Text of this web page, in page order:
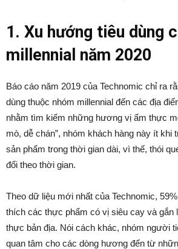
1. Xu hướng tiêu dùng
millennial năm 2020
Báo cáo năm 2019 của Technomic chỉ ra
dùng thuộc nhóm millennial đến các địa
nhằm tìm kiếm những hương vị ẩm thực
mò, dễ chán”, nhóm khách hàng này ít khi
sản phẩm trong thời gian dài, vì thế, thói
đổi theo thời gian.
Theo dữ liệu mới nhất của Technomic,
thích các thực phẩm có vị siêu cay và gắn
thực bản địa. Nói cách khác, nhóm người
quan tâm cho các dòng hương đến từ